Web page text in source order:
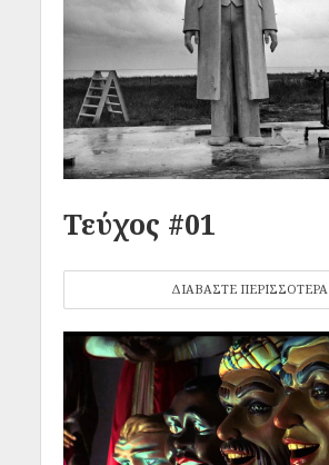
Τεύχος #01
ΔΙΑΒΑΣΤΕ ΠΕΡΙΣΣΟΤΕΡΑ